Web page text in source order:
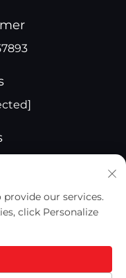
Yingkou,China
Machinery
our services.
click Personalize